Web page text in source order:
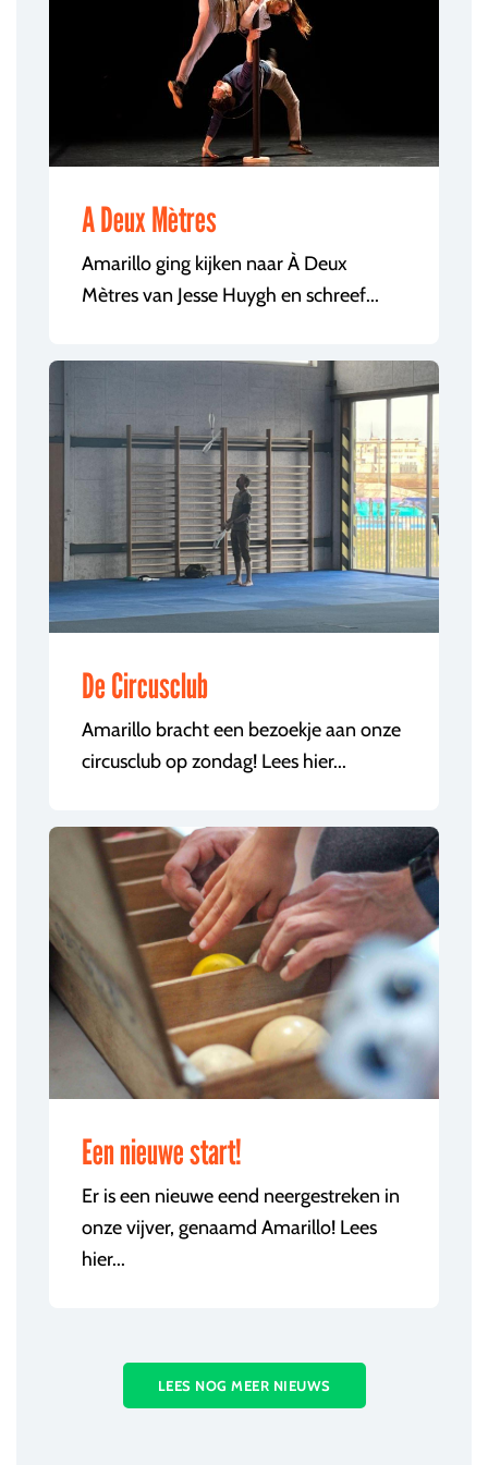
A Deux Mètres
Amarillo ging kijken naar À Deux
Mètres van Jesse Huygh en schreef...
De Circusclub
Amarillo bracht een bezoekje aan onze
circusclub op zondag! Lees hier...
Een nieuwe start!
Er is een nieuwe eend neergestreken in
onze vijver, genaamd Amarillo! Lees
hier...
LEES NOG MEER NIEUWS